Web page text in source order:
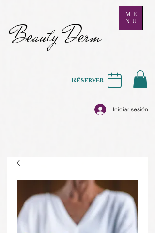
Beauty Derm
ME
NU
Iniciar sesión
Réserver